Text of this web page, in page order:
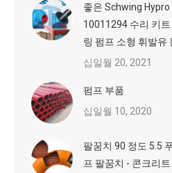
좋은 Schwing
10011294 수리 키
링 펌프 소형 휘발유
십일월 20, 2021
펌프 부품
십일월 10, 2020
팔꿈치 90 정도 5.5
프 팔꿈치 - 콘크리